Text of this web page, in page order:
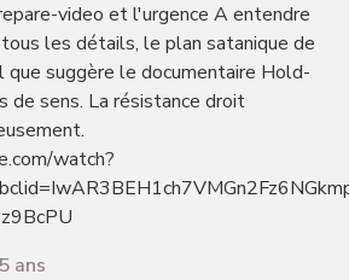
video et l'urgence A entendre
tous les détails, le plan satanique de
que suggère le documentaire Hold-
de sens. La résistance droit
watch?
ans